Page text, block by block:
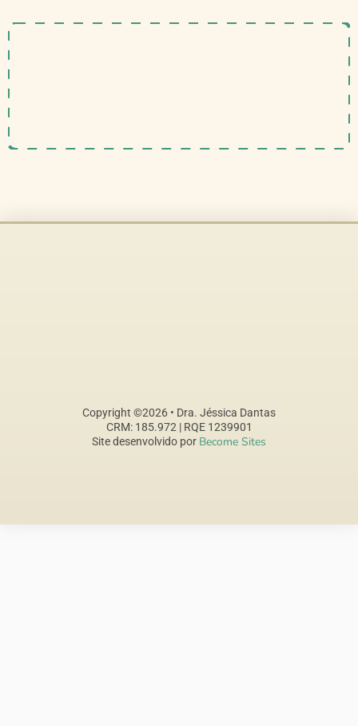
Copyright ©2026 • Dra. Jéssica Dantas
CRM: 185.972 | RQE 1239901
Site desenvolvido por Become Sites